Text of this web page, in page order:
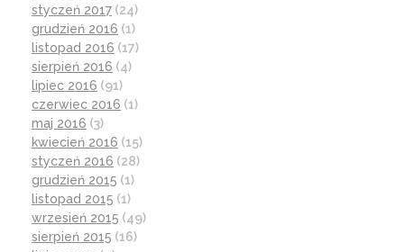
styczeń 2017 (24)
grudzień 2016 (1)
listopad 2016 (17)
sierpień 2016 (4)
lipiec 2016 (91)
czerwiec 2016 (1)
maj 2016 (3)
kwiecień 2016 (15)
styczeń 2016 (28)
grudzień 2015 (1)
listopad 2015 (1)
wrzesień 2015 (49)
sierpień 2015 (16)